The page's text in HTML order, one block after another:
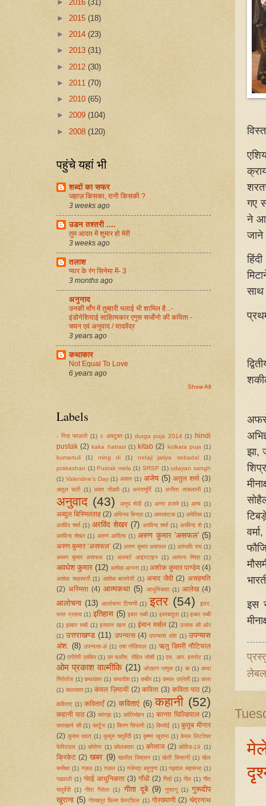
गए
ने
जाने
साथ
झा,
इस
► 2016 (31)
► 2015 (18)
► 2014 (23)
► 2013 (31)
► 2012 (30)
► 2011 (70)
► 2010 (65)
► 2009 (104)
► 2008 (120)
पहुंचे यहां भी
शब्दों का सफर
जहाज़ किसका, रानी किसकी ?
3 weeks ago
उडन तश्तरी ....
तुम आदत में शुमार हो मेरी
3 weeks ago
तलाश
प्यार के रंग सिनेमा में- 3
3 months ago
अनुनाद
उनकी माँग में तुम्हारी भलाई भी शामिल है...-
इंडोनेशियाई साहित्यकार एगुस सर्जोनो की कविता -
चयन एवं अनुवाद / यादवेंद्र
3 years ago
कथाकार
Not Equal To Love
6 years ago
Show All
Labels
- निदा फाज़ली (1) २ अक्टूबर (1) durga puja 2014 (1)
hindi
pustak (2) kaka hatrasi (1) kitab (2) kolkata puja (1)
kumartuli
(1) ming di (1) netaji jatiya sebadal
(1)
prakashan (1) Pustak mela (1) SRSP (1) udayan sangh
(1) Valentine's Day (1) अकार (1) अजेय (5) अतुल शर्मा (3)
अतुल सती (1) अदम गोंडवी (1) अनंतमूर्ति (1) अनीता सकलानी (1)
अनुवाद (43) अनूप सेठी (1) अन्ना हजारे (1) अन्य (1)
अब्दुल बिस्मिल्लाह (2) अभिनव बिन्द्रा (1) अमरकंटक (1) अमेरिका (1)
अरविंद शर्मा (1) अरविंद शेखर (7) अरविन्द शर्मा (1) अरविन्द शे (1)
अरविन्द शेखर (1) अरुण आदित्य (1) अरुण कुमार 'असफल' (5)
अरुण कुमार ‘असफल’ (2) अरुण कुमार असफल (1) अरुंधति राय (1)
अरूण कुमार असफल (1) अलबर्ट आइंस्टाइन (1) अल्पना मिश्र (1)
अवधेश कुमार (12) अशोक आनन्द (1) अशोक कुमार पाण्डेय (4)
अशोक चक्रवर्ती (1) अशोक बाजपेयी (1) असद जैदी (2) असहमति
(2) अस्मिता (4) आत्मकथा (5) आधुनिकता (1) आलेख (4)
आलोचना (13) आलोचना टिप्‍पणी (1) इतर (54)
इतर.
भरत प्रसाद (1) इतिहास (5) इबार रब्बी (1) इब्नबतूता (1) इब्बर रब्बी
(1) इब्बार रब्बी (1) इरफान खान (1) ईमान मर्सल (2) उजास की ओर
(1) उत्तराखण्ड (11) उपन्यास (4) उपन्यास अंश (1) उपन्यास
अंश. (8) उपन्यास-अं (1) उषा नौडियाल (1) ऋतु डिमरी नौटियाल
(2) एनीमेरी ज़ाकिर (1) एम सलीम. रोहित जोशी (1) एस. आर. हरनोट (1)
ओम प्रकाश वाल्मीकि (21) ओरहान पामुक (1) क (1) कथा
रिपोर्ताज (1) कथाकार (1) कथादेश (1) कबीर (1) कमल उप्रेती (1) कला
(1) कलाकार (1) कंवल ज़ियायी (2) कविता (3) कविता पाठ (2)
कविताए (1) कविताएँ (2) कविताएं (6) कहानी (52)
कहानी पाठ (3) कांगड़ा (1) कांतिमोहन (1) कान्ता घिल्डियाल (2)
कारखाने की (1) कार्टून (1) किरण सिपानी (1) किरदेई (1) कुतुब मीनार
(2) कुसम रावत (1) कुसुम चतुर्वेदी (1) कृष्णा खुराना (1) केरल लिटरेचर
फेस्टिवल (1) कोरोना (1) कोलकाता (1) कोलाज (2) कोविड-19 (1)
क्रिकेट (2) खबर (9) खलील जिब्रान (1) खेती किसानी (1) खेल
समीक्षा (1) गज़ल (1) ग़ज़ल (1) गजेन्‍द्र बहुगुणा (1) गढ़वाल महासभा (1)
गढवाली (1) गंवई आधुनिकता (3) गाँधी (2) गिर्दा (1) गीत (1) गीत
चतुर्वेदी (1) गीता गैरोला (1) गीता दूबे (9) गुफ्तगू (1) गुरूदीप
खुराना (5) गोरखपुर फ़िल्म फ़ेस्टीवल (1) गोरख्याणी (2) चंद्रनाथ